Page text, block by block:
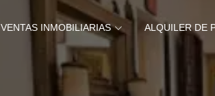
VENTAS INMOBILIARIAS ALQUILER DE